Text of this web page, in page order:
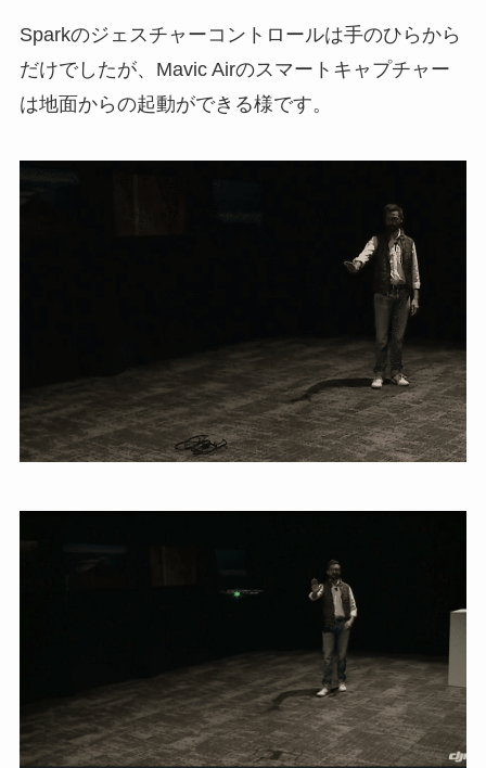
Sparkのジェスチャーコントロールは手のひらから
だけでしたが、Mavic Airのスマートキャプチャー
は地面からの起動ができる様です。